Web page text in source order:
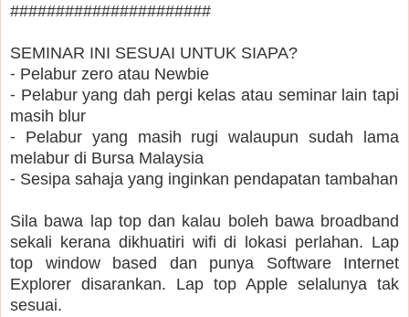
######################
SEMINAR INI SESUAI UNTUK SIAPA?
⁃ Pelabur zero atau Newbie
⁃ Pelabur yang dah pergi kelas atau seminar lain tapi
masih blur
⁃ Pelabur yang masih rugi walaupun sudah lama
melabur di Bursa Malaysia
⁃ Sesipa sahaja yang inginkan pendapatan tambahan
Sila bawa lap top dan kalau boleh bawa broadband
sekali kerana dikhuatiri wifi di lokasi perlahan. Lap
top window based dan punya Software Internet
Explorer disarankan. Lap top Apple selalunya tak
sesuai.